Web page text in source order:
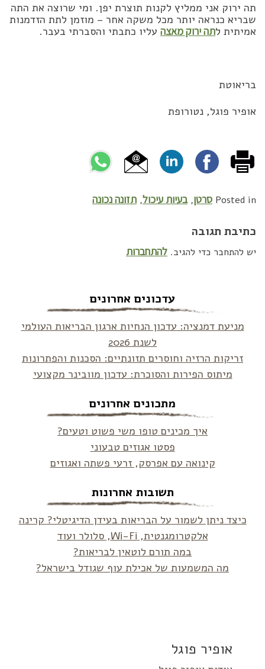
תה ירוק אני ממליץ לקנות תוצרת יפן. ומי שרוצה את התה
שבריא כנראה יותר מכל משקה אחר – מוזמן לתת הזדמנות
אמיתית לתה ירוק מאצה עליו כתבתי והסברתי בעבר.
בריאוטת
אופיר פוגל, נטורופת
Posted in סרטן,בעיות עיכול, תזונה נכונה
כתיבת תגובה
יש להתחבר כדי להגיב. להתחברות
עדכונים אחרונים
מניעת דמנציה: עדכון הנחיות ארגון הבריאות העולמי
לשנת 2026
זריקות הרזיה וחוסרים תזונתיים: הסכנות והפתרונות
מיתוס הפירות והסוכרת: עדכון מוובינר מקצועי
מתכונים אחרונים
איך מכינים טופו משי פשוט וטעים?
פסטו אגוזים טבעוני
קינואה עם אפרסק, זרעי פשתה ואגוזים
תשובות אחרונות
כיצד ניתן לשמור על הבריאות בעידן הדיגיטלי? קרינה
אלקטרומגנטית, Wi-Fi, סלולר ועוד
במה תורם לוטאין לבריאות?
מה המשמעות של אכילת עוף שגודל בישראל?
אופיר פוגל